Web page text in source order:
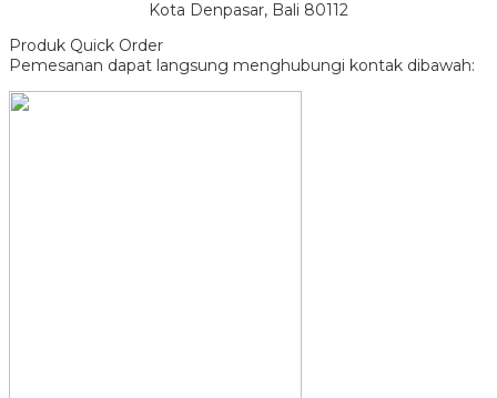
Kota Denpasar, Bali 80112
Produk Quick Order
Pemesanan dapat langsung menghubungi kontak dibawah: